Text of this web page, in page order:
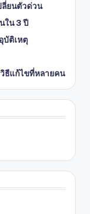
ลี่ยนตัวด่วน
ใน 3 ปี
บัติเหตุ
ธีแก้ไขที่หลายคน